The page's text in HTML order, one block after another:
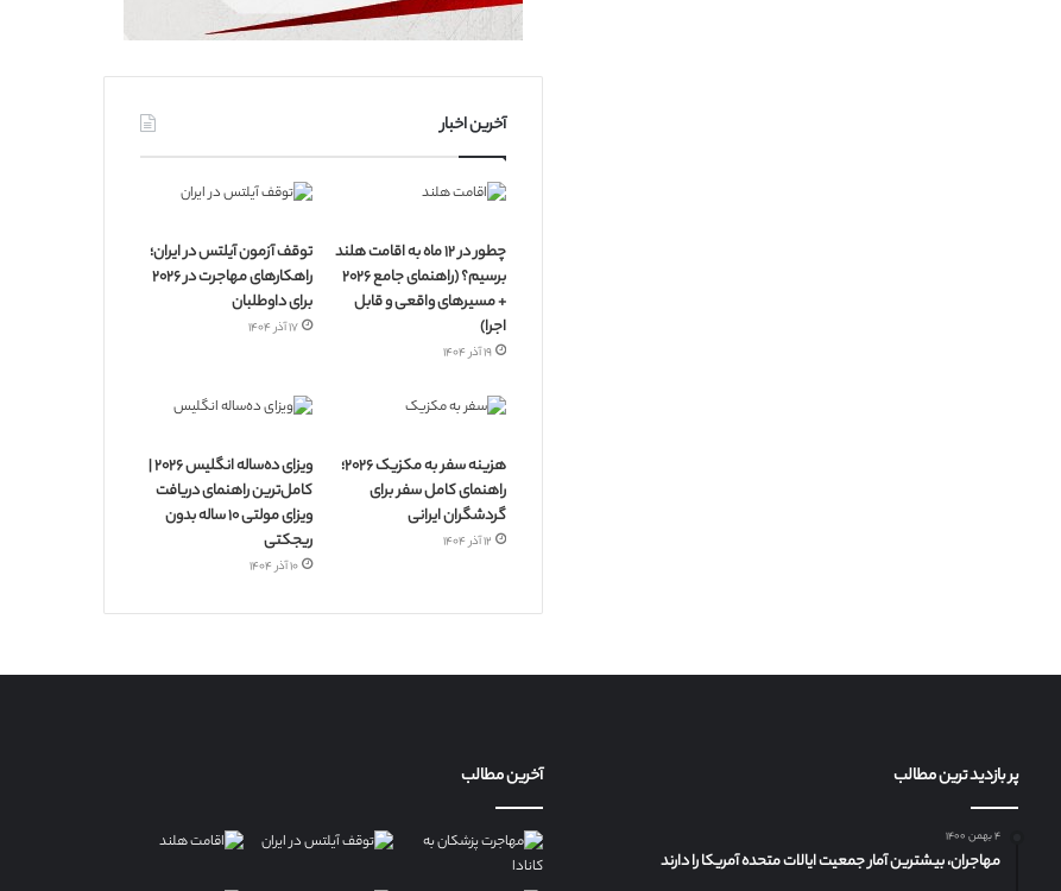
آخرین اخبار
چطور در ۱۲ ماه به اقامت هلند
برسیم؟ (راهنمای جامع ۲۰۲۶
+ مسیرهای واقعی و قابل
اجرا)
۱۹ آذر ۱۴۰۴
توقف آزمون آیلتس در ایران؛
راهکارهای مهاجرت در ۲۰۲۶
برای داوطلبان
۱۷ آذر ۱۴۰۴
هزینه سفر به مکزیک ۲۰۲۶؛
راهنمای کامل سفر برای
گردشگران ایرانی
۱۲ آذر ۱۴۰۴
ویزای ده‌ساله انگلیس ۲۰۲۶ |
کامل‌ترین راهنمای دریافت
ویزای مولتی ۱۰ ساله بدون
ریجکتی
۱۰ آذر ۱۴۰۴
پر بازدید ترین مطالب
۴ بهمن ۱۴۰۰
مهاجران، بیشترین آمار جمعیت ایالات متحده آمریکا را دارند
آخرین مطالب